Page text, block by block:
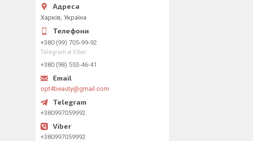
Харків, Україна
+380 (99) 705-99-92
Telegram и Viber
+380 (98) 553-46-41
opt4beauty@gmail.com
+380997059992
+380997059992